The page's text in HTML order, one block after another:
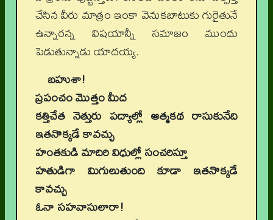
చేసిన వీరు మాత్రం ఇంకా వెనుకబాటుకు గురైతునే
ఉన్నారన్న విషయాన్నీ సమాజం ముందు
పెడుతున్నాడు యాదయ్య.
బహుశా!
ప్రపంచం మొత్తం మీద
కత్తిచేత నెత్తురు పద్యాల్లో ఆత్మకథ రాసుకునేది
ఇతనొక్కడే కావచ్చు
హంతకుడి మాదిరి విధుల్లో సంచరిస్తూ
హతుడిగా మిగులుతుంది కూడా ఇతనొక్కడే
కావచ్చు
ఓనా సహవాసులారా!